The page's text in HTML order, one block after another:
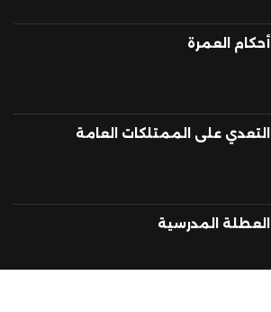
أحكام العمرة
التعدي على الممتلكات العامة
العطلة المدرسية